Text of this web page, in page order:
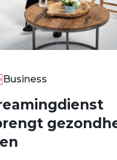
Business